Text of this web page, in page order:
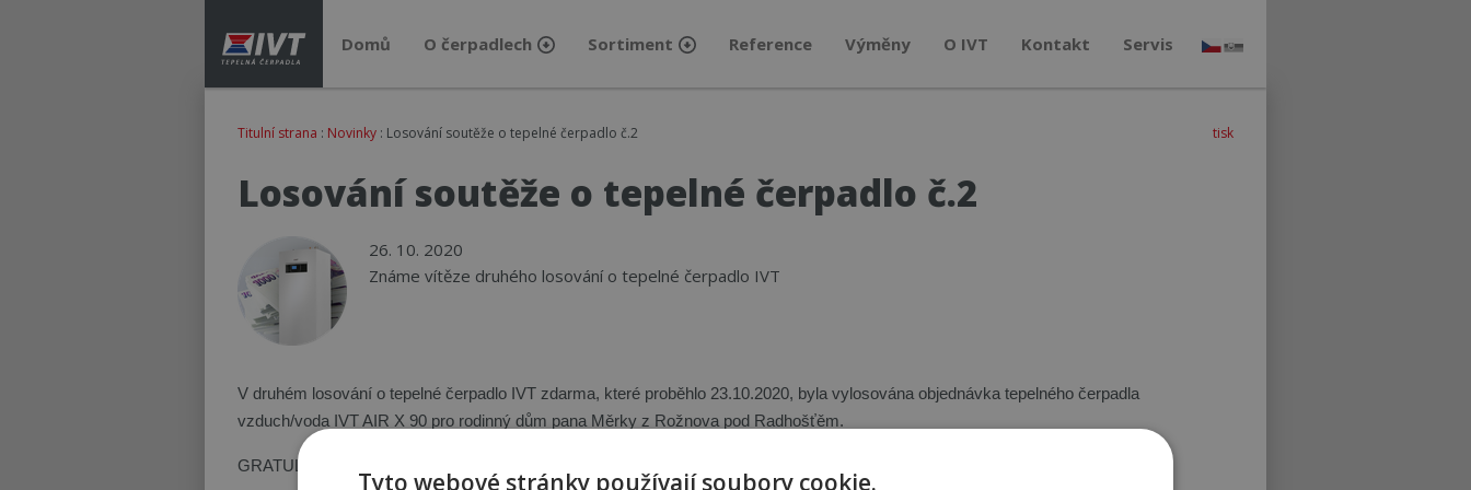
Domů O čerpadlech Sortiment Reference Výměny O IVT Kontakt Servis
tisk
Titulní strana : Novinky : Losování soutěže o tepelné čerpadlo č.2
Losování soutěže o tepelné čerpadlo č.2
26. 10. 2020
Známe vítěze druhého losování o tepelné čerpadlo IVT
V druhém losování o tepelné čerpadlo IVT zdarma, které proběhlo 23.10.2020, byla vylosována objednávka tepelného čerpadla
vzduch/voda IVT AIR X 90 pro rodinný dům pana Měrky z Rožnova pod Radhošťěm.
GRATULUJEME!!!
Tyto webové stránky používají soubory cookie.